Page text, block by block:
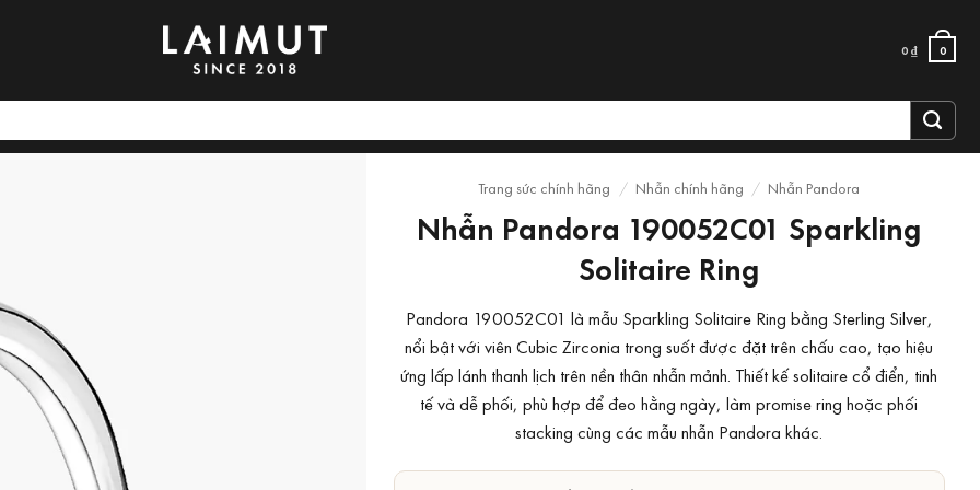
0₫ 0
Trang sức chính hãng / Nhẫn chính hãng / Nhẫn Pandora
Nhẫn Pandora 190052C01 Sparkling
Solitaire Ring
Pandora 190052C01 là mẫu Sparkling Solitaire Ring bằng Sterling Silver,
nổi bật với viên Cubic Zirconia trong suốt được đặt trên chấu cao, tạo hiệu
ứng lấp lánh thanh lịch trên nền thân nhẫn mảnh. Thiết kế solitaire cổ điển, tinh
tế và dễ phối, phù hợp để đeo hằng ngày, làm promise ring hoặc phối
stacking cùng các mẫu nhẫn Pandora khác.